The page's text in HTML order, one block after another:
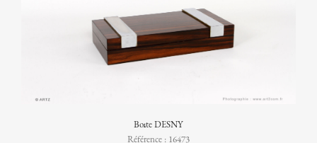
Boîte DESNY
Référence : 16473